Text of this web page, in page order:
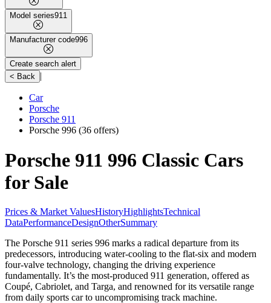
Model series911
Manufacturer code996
Create search alert
< Back |
Car
Porsche
Porsche 911
Porsche 996 (36 offers)
Porsche 911 996 Classic Cars
for Sale
Prices & Market ValuesHistoryHighlightsTechnical
DataPerformanceDesignOtherSummary
The Porsche 911 series 996 marks a radical departure from its
predecessors, introducing water-cooling to the flat-six and modern
four-valve technology, changing the driving experience
fundamentally. It’s the most-produced 911 generation, offered as
Coupé, Cabriolet, and Targa, and renowned for its versatile range
from daily sports car to uncompromising track machine.